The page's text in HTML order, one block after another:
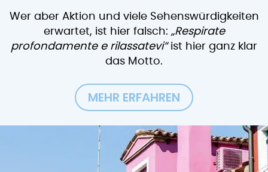
Wer aber Aktion und viele Sehenswürdigkeiten
erwartet, ist hier falsch: „Respirate
profondamente e rilassatevi“ist hier ganz klar
das Motto.
MEHR ERFAHREN